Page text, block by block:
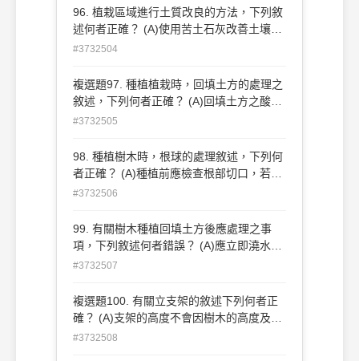
合原地生長之草本植物的枝葉，以增加有機
質成 分。
96. 植栽區域進行土質改良的方法，下列敘
述何者正確？ (A)使用苦土石灰改善土壤酸
鹼度 (B)全面換填單質坋土 (C)使用腐熟有
基地排水 。
#3732504
複選題97. 種植植栽時，回填土方的處理之
敘述，下列何者正確？ (A)回填土方之酸鹼
值應符合植栽之喜好 (B)回填土方應為含腐
雜含有雜質的土壤 (D)回填土方應澆水後盡
量壓實緊密 。
#3732505
98. 種植樹木時，根球的處理敘述，下列何
者正確？ (A)種植前應檢查根部切口，若有
乾枯或裂爛部位，應再次修剪 (B)根球若有
種植 (C)栽植時，根球之包裝捆綁物應行解
除(D)根球埋入深度以根盤頂部低於週邊地
#3732506
99. 有關樹木種植回填土方後應處理之事
項，下列敘述何者錯誤？ (A)應立即澆水，
以澆濕表土為準，避免讓土球淹水 (B)應立
效性肥料以利長新根 (D)可淋濕枝葉 。
#3732507
複選題100. 有關立支架的敘述下列何者正
確？ (A)支架的高度不會因樹木的高度及環
境而異 (B)一般常用的三支支架組立式支架
#3732508